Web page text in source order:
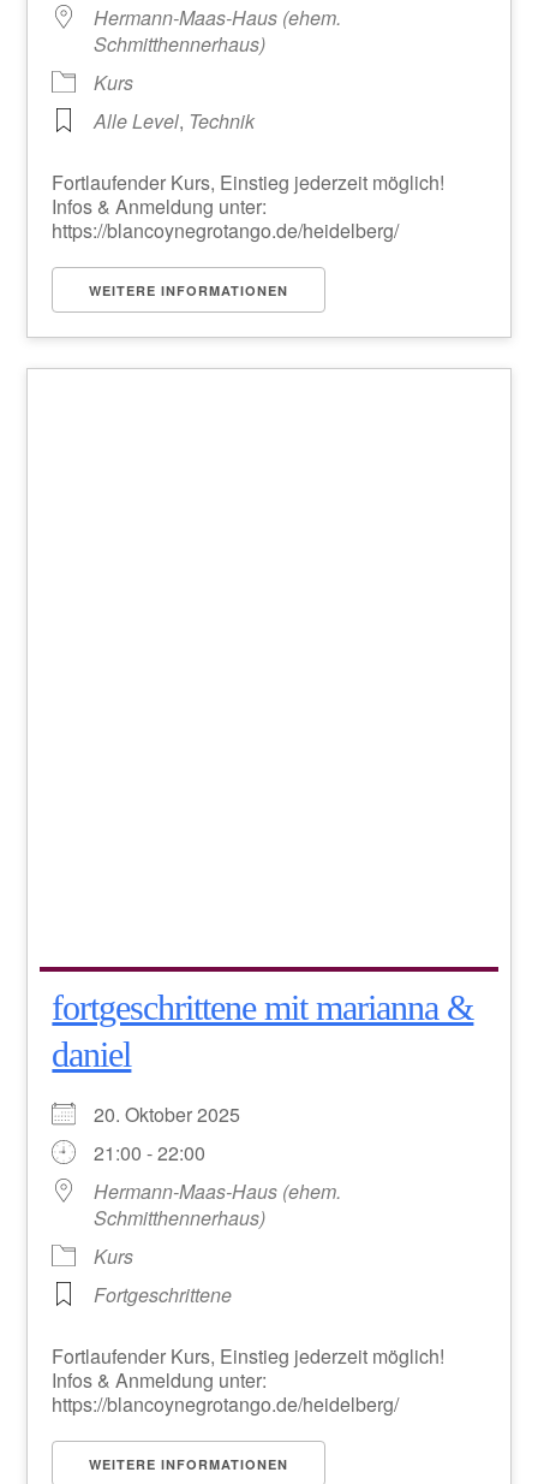
Hermann-Maas-Haus (ehem.
Schmitthennerhaus)
Kurs
Alle Level, Technik
Fortlaufender Kurs, Einstieg jederzeit möglich!
Infos & Anmeldung unter:
https://blancoynegrotango.de/heidelberg/
WEITERE INFORMATIONEN
fortgeschrittene mit marianna &
daniel
20. Oktober 2025
21:00 - 22:00
Hermann-Maas-Haus (ehem.
Schmitthennerhaus)
Kurs
Fortgeschrittene
Fortlaufender Kurs, Einstieg jederzeit möglich!
Infos & Anmeldung unter:
https://blancoynegrotango.de/heidelberg/
WEITERE INFORMATIONEN